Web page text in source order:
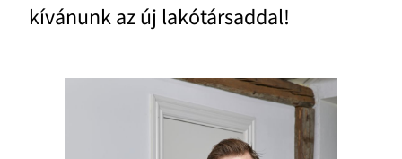
kívánunk az új lakótársaddal!